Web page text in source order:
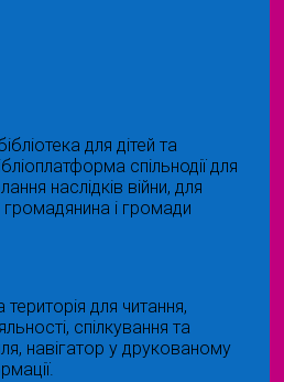
для дітей та
спільнодії для
наслідків війни, для
і громади
територія для читання,
спілкування та
навігатор у друкованому